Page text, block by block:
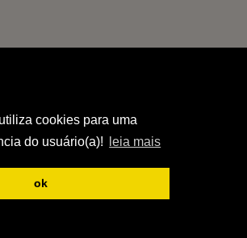
cookies para uma
do usuário(a)!
leia mais
ok